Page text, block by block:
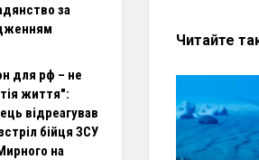
Читайте
за
для рф – не
життя":
відреагував
бійця ЗСУ
на